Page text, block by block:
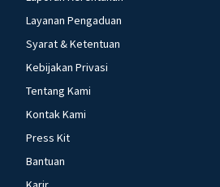
Layanan Pengaduan
Syarat & Ketentuan
Kebijakan Privasi
Tentang Kami
Kontak Kami
Press Kit
Bantuan